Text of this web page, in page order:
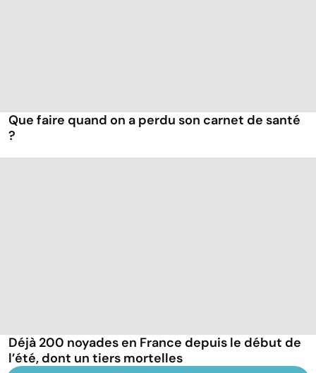
Que faire quand on a perdu son carnet de santé
?
Déjà 200 noyades en France depuis le début de
l’été, dont un tiers mortelles